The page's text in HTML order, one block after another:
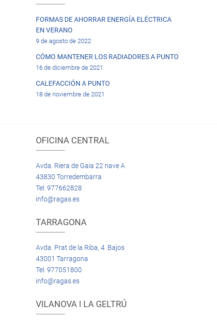
FORMAS DE AHORRAR ENERGÍA ELÉCTRICA
EN VERANO
9 de agosto de 2022
CÓMO MANTENER LOS RADIADORES A PUNTO
16 de diciembre de 2021
CALEFACCIÓN A PUNTO
18 de noviembre de 2021
OFICINA CENTRAL
Avda. Riera de Gaia 22 nave A
43830 Torredembarra
Tel: 977662828
info@ragas.es
TARRAGONA
Avda. Prat de la Riba, 4 Bajos
43001 Tarragona
Tel: 977051800
info@ragas.es
VILANOVA I LA GELTRÚ